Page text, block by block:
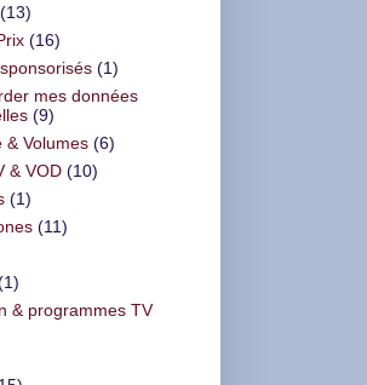
(13)
(16)
(1)
mes données
(9)
& Volumes (6)
& VOD (10)
(1)
(11)
& programmes TV